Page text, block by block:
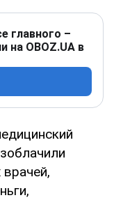
главного –
на OBOZ.UA в